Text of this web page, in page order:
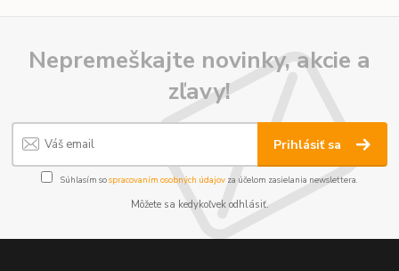
Nepremeškajte novinky, akcie a
zľavy!
Prihlásiť sa
Súhlasím sospracovaním osobných údajov za účelom zasielania newslettera.
Môžete sa kedykoľvek odhlásiť.